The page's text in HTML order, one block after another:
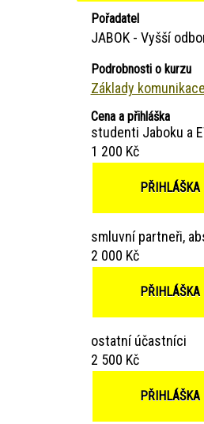
Pořadatel
JABOK - Vyšší
Podrobnosti o kurzu
Základy
Cena a přihláška
studenti Jaboku a
1 200 Kč
PŘIHLÁŠKA
smluvní partneři,
2 000 Kč
PŘIHLÁŠKA
ostatní účastníci
2 500 Kč
PŘIHLÁŠKA